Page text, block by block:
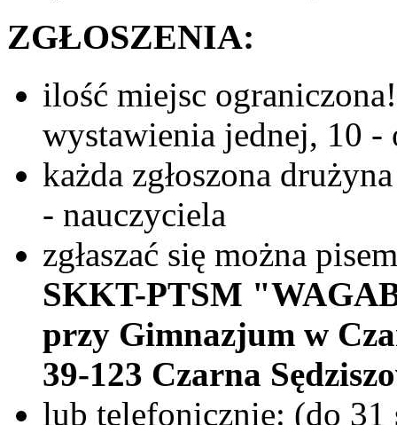
ZGŁOSZENIA:
ilość miejsc
wystawienia jednej, 10 -
każda zgłoszona
- nauczyciela
zgłaszać się można
SKKT-PTSM
przy Gimnazjum w
39-123 Czarna
lub telefonicznie: (do 31